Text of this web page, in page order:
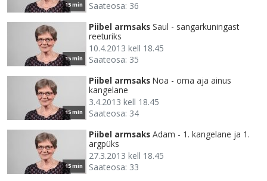
15 min
Saateosa: 36
15 min
Piibel armsaks Saul - sangarkuningast
reeturiks
10.4.2013 kell 18.45
Saateosa: 35
15 min
Piibel armsaks Noa - oma aja ainus
kangelane
3.4.2013 kell 18.45
Saateosa: 34
15 min
Piibel armsaks Adam - 1. kangelane ja 1.
argpüks
27.3.2013 kell 18.45
Saateosa: 33